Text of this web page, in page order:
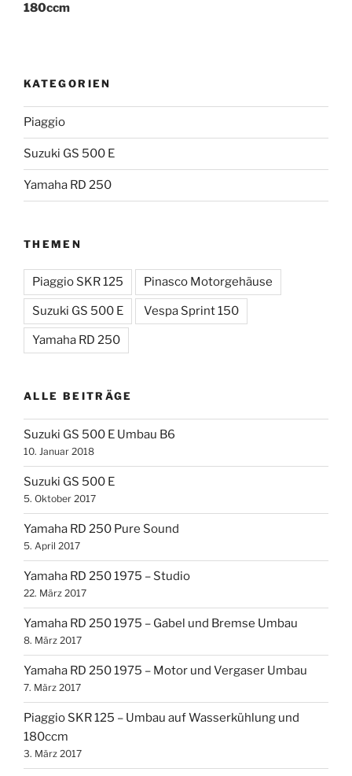
180ccm
KATEGORIEN
Piaggio
Suzuki GS 500 E
Yamaha RD 250
THEMEN
Piaggio SKR 125 Pinasco Motorgehäuse
Suzuki GS 500 E Vespa Sprint 150
Yamaha RD 250
ALLE BEITRÄGE
Suzuki GS 500 E Umbau B6
10. Januar 2018
Suzuki GS 500 E
5. Oktober 2017
Yamaha RD 250 Pure Sound
5. April 2017
Yamaha RD 250 1975 – Studio
22. März 2017
Yamaha RD 250 1975 – Gabel und Bremse Umbau
8. März 2017
Yamaha RD 250 1975 – Motor und Vergaser Umbau
7. März 2017
Piaggio SKR 125 – Umbau auf Wasserkühlung und
180ccm
3. März 2017